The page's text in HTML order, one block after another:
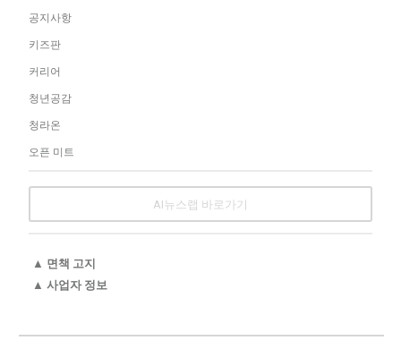
공지사항
키즈판
커리어
청년공감
청라온
오픈 미트
AI뉴스랩 바로가기
▲ 면책 고지
▲ 사업자 정보